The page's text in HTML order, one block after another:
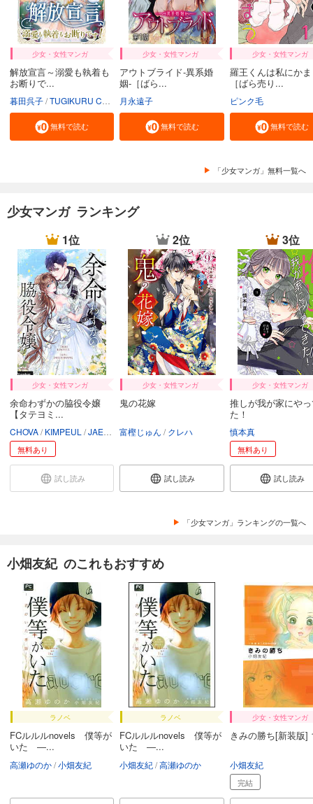
少女・女性マンガ
解放宣言～溺愛も執着も
お断りで...
暮田呉子 TUGIKURU COMICS
無料で読む
少女・女性マンガ
アウトブライド-異系婚
姻-［ばら...
月永遠子
無料で読む
少女・女性マンガ
羅王くんは私にか
［ばら売り...
ピンク毛
無料で読む
「少女マンガ」無料一覧へ
少女マンガ ランキング
1位
少女・女性マンガ
余命わずかの脇役令嬢
【タテヨミ...
CHOVA KIMPEUL JAEUNHYANG
無料あり
試し読み
2位
少女・女性マンガ
鬼の花嫁
富樫じゅん クレハ
試し読み
3位
少女・女性マンガ
推しが我が家にや
た！
慎本真
無料あり
試し読み
「少女マンガ」ランキングの一覧へ
小畑友紀 のこれもおすすめ
ラノベ
FCルルルnovels 僕等が
いた ―...
高瀬ゆのか 小畑友紀
ラノベ
FCルルルnovels 僕等が
いた ―...
小畑友紀 高瀬ゆのか
少女・女性マンガ
きみの勝ち[新装版]
小畑友紀
完結